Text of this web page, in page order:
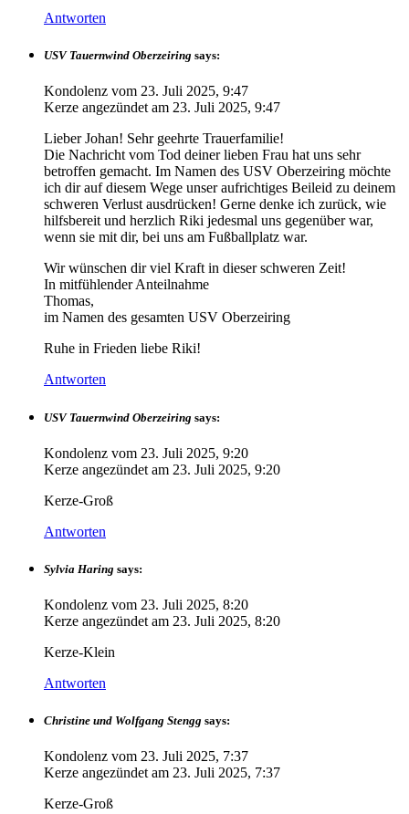
Antworten
USV Tauernwind Oberzeiring says:
Kondolenz vom 23. Juli 2025, 9:47
Kerze angezündet am 23. Juli 2025, 9:47
Lieber Johan! Sehr geehrte Trauerfamilie!
Die Nachricht vom Tod deiner lieben Frau hat uns sehr
betroffen gemacht. Im Namen des USV Oberzeiring möchte
ich dir auf diesem Wege unser aufrichtiges Beileid zu deinem
schweren Verlust ausdrücken! Gerne denke ich zurück, wie
hilfsbereit und herzlich Riki jedesmal uns gegenüber war,
wenn sie mit dir, bei uns am Fußballplatz war.
Wir wünschen dir viel Kraft in dieser schweren Zeit!
In mitfühlender Anteilnahme
Thomas,
im Namen des gesamten USV Oberzeiring
Ruhe in Frieden liebe Riki!
Antworten
USV Tauernwind Oberzeiring says:
Kondolenz vom 23. Juli 2025, 9:20
Kerze angezündet am 23. Juli 2025, 9:20
Kerze-Groß
Antworten
Sylvia Haring says:
Kondolenz vom 23. Juli 2025, 8:20
Kerze angezündet am 23. Juli 2025, 8:20
Kerze-Klein
Antworten
Christine und Wolfgang Stengg says:
Kondolenz vom 23. Juli 2025, 7:37
Kerze angezündet am 23. Juli 2025, 7:37
Kerze-Groß